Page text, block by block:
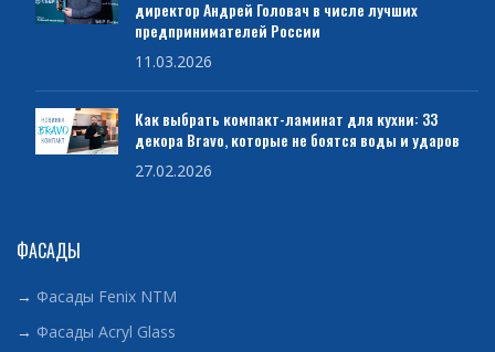
директор Андрей Головач в числе лучших
предпринимателей России
11.03.2026
Как выбрать компакт-ламинат для кухни: 33
декора Bravo, которые не боятся воды и ударов
27.02.2026
ФАСАДЫ
→ Фасады Fenix NTM
→ Фасады Acryl Glass